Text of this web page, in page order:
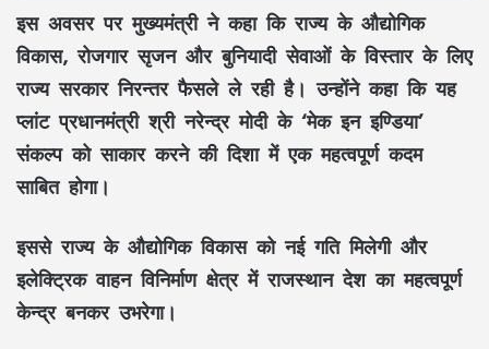
इस अवसर पर मुख्यमंत्री ने कहा कि राज्य के औद्योगिक
विकास, रोजगार सृजन और बुनियादी सेवाओं के विस्तार के लिए
राज्य सरकार निरन्तर फैसले ले रही है। उन्होंने कहा कि यह
प्लांट प्रधानमंत्री श्री नरेन्द्र मोदी के ‘मेक इन इण्डिया’
संकल्प को साकार करने की दिशा में एक महत्वपूर्ण कदम
साबित होगा।
इससे राज्य के औद्योगिक विकास को नई गति मिलेगी और
इलेक्ट्रिक वाहन विनिर्माण क्षेत्र में राजस्थान देश का महत्वपूर्ण
केन्द्र बनकर उभरेगा।